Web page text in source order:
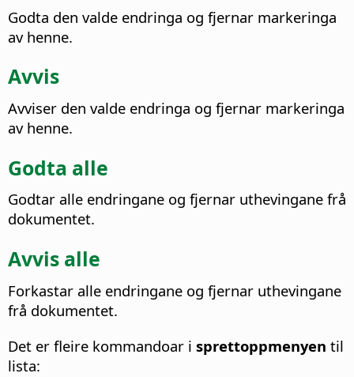
Godta den valde endringa og fjernar markeringa
av henne.
Avvis
Avviser den valde endringa og fjernar markeringa
av henne.
Godta alle
Godtar alle endringane og fjernar uthevingane frå
dokumentet.
Avvis alle
Forkastar alle endringane og fjernar uthevingane
frå dokumentet.
Det er fleire kommandoar i sprettoppmenyen til
lista: